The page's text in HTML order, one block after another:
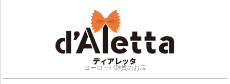
ヨーロッパ雑貨のお店